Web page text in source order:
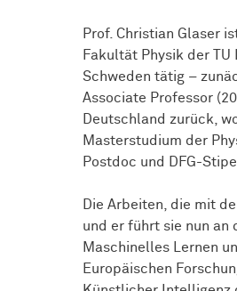
Prof. Christian Glaser
Fakultät Physik der
Schweden tätig –
Associate Professor
Deutschland zurück,
Masterstudium der
Postdoc und DFG-
Die Arbeiten, die mit
und er führt sie nun an
Maschinelles Lernen
Europäischen